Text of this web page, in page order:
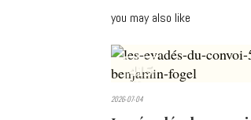
you may also like
415
VIEWS
2026-07-04